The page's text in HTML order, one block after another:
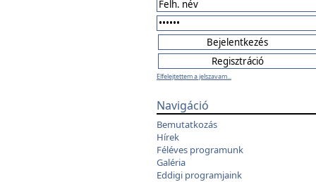
Elfelejtettem a jelszavam...
Navigáció
Bemutatkozás
Hírek
Féléves programunk
Galéria
Eddigi programjaink